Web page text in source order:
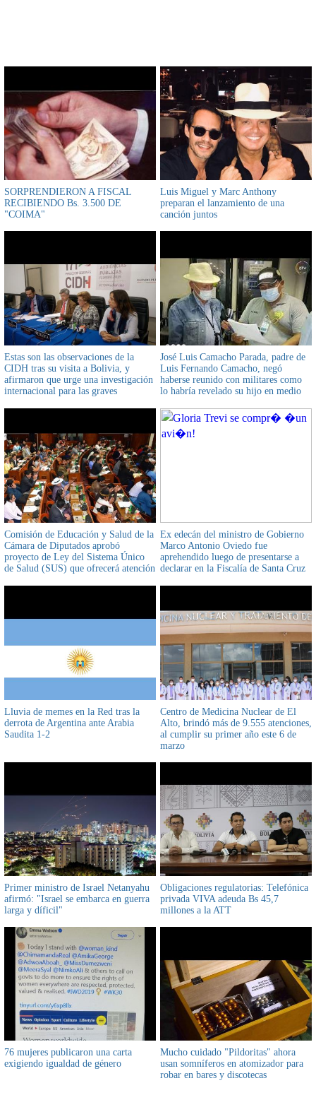
SORPRENDIERON A FISCAL
RECIBIENDO Bs. 3.500 DE
"COIMA"
Luis Miguel y Marc Anthony
preparan el lanzamiento de una
canción juntos
Estas son las observaciones de la
CIDH tras su visita a Bolivia, y
afirmaron que urge una investigación
internacional para las graves
José Luis Camacho Parada, padre de
Luis Fernando Camacho, negó
haberse reunido con militares como
lo habría revelado su hijo en medio
Comisión de Educación y Salud de la
Cámara de Diputados aprobó
proyecto de Ley del Sistema Único
de Salud (SUS) que ofrecerá atención
Ex edecán del ministro de Gobierno
Marco Antonio Oviedo fue
aprehendido luego de presentarse a
declarar en la Fiscalía de Santa Cruz
Lluvia de memes en la Red tras la
derrota de Argentina ante Arabia
Saudita 1-2
Centro de Medicina Nuclear de El
Alto, brindó más de 9.555 atenciones,
al cumplir su primer año este 6 de
marzo
Primer ministro de Israel Netanyahu
afirmó: "Israel se embarca en guerra
larga y díficil"
Obligaciones regulatorias: Telefónica
privada VIVA adeuda Bs 45,7
millones a la ATT
76 mujeres publicaron una carta
exigiendo igualdad de género
Mucho cuidado "Pildoritas" ahora
usan somníferos en atomizador para
robar en bares y discotecas